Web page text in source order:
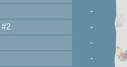
-
#2
-
-
-